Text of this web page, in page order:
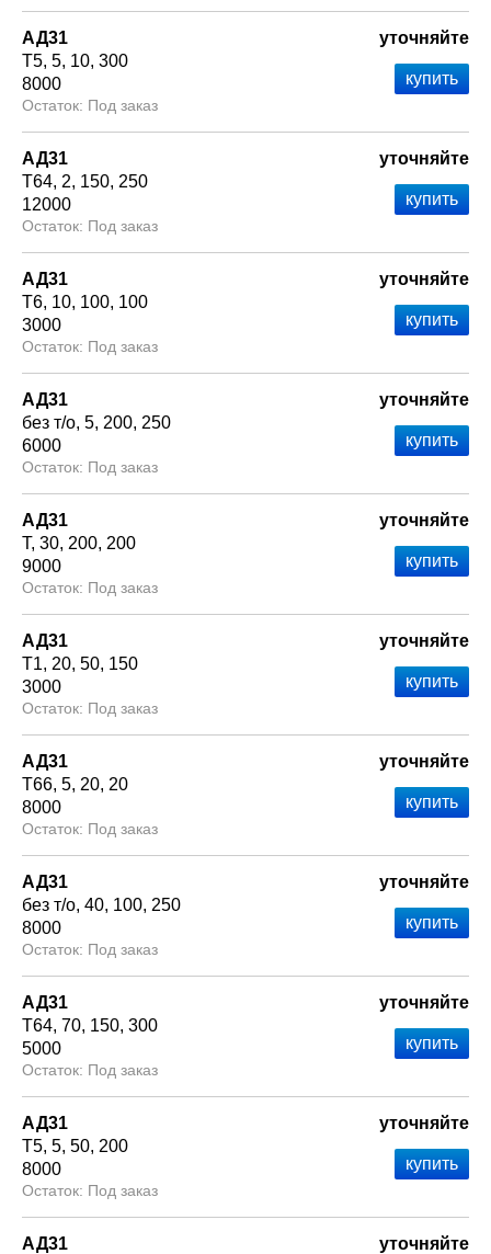
АД31
Т5 5 10 300
8000
Под заказ
уточняйте
АД31
Т64 2 150 250
12000
Под заказ
уточняйте
АД31
Т6 10 100 100
3000
Под заказ
уточняйте
АД31
без т/о 5 200 250
6000
Под заказ
уточняйте
АД31
Т 30 200 200
9000
Под заказ
уточняйте
АД31
Т1 20 50 150
3000
Под заказ
уточняйте
АД31
Т66 5 20 20
8000
Под заказ
уточняйте
АД31
без т/о 40 100 250
8000
Под заказ
уточняйте
АД31
Т64 70 150 300
5000
Под заказ
уточняйте
АД31
Т5 5 50 200
8000
Под заказ
уточняйте
АД31
уточняйте